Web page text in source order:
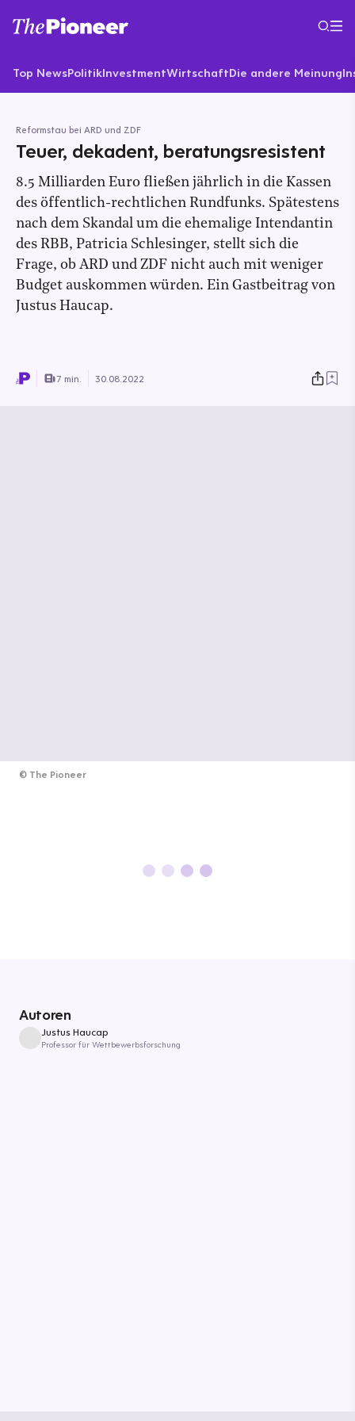
Top NewsPolitikInvestmentWirtschaftDie andere Meinung
Reformstau bei ARD und ZDF
Teuer, dekadent, beratungsresistent
8.5 Milliarden Euro fließen jährlich in die Kassen
des öffentlich-rechtlichen Rundfunks. Spätestens
nach dem Skandal um die ehemalige Intendantin
des RBB, Patricia Schlesinger, stellt sich die
Frage, ob ARD und ZDF nicht auch mit weniger
Budget auskommen würden. Ein Gastbeitrag von
Justus Haucap.
7 min. 30.08.2022
© The Pioneer
Autoren
Justus Haucap
Professor für Wettbewerbsforschung